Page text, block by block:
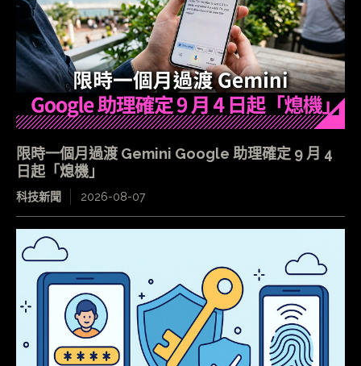
限時一個月過渡 Gemini Google 助理確定 9 月 4
日起「熄機」
科技新聞 2026-08-07